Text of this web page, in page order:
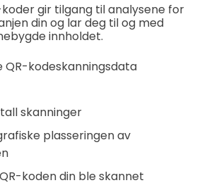
gir tilgang til analysene for
din og lar deg til og med
innholdet.
QR-kodeskanningsdata
skanninger
plasseringen av
koden din ble skannet